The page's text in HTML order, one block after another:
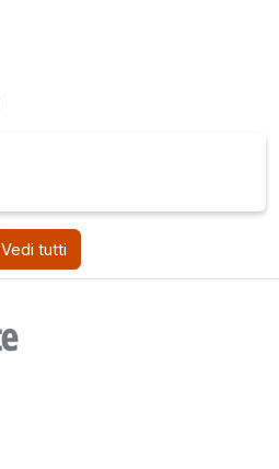
Vedi tutti